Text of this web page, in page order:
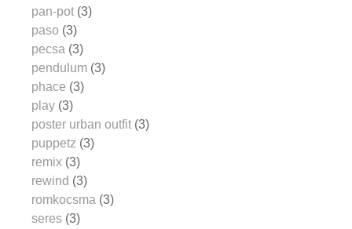
pan-pot (3)
paso (3)
pecsa (3)
pendulum (3)
phace (3)
play (3)
poster urban outfit (3)
puppetz (3)
remix (3)
rewind (3)
romkocsma (3)
seres (3)